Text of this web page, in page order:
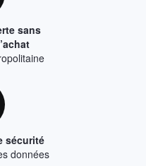
sans
sécurité
données